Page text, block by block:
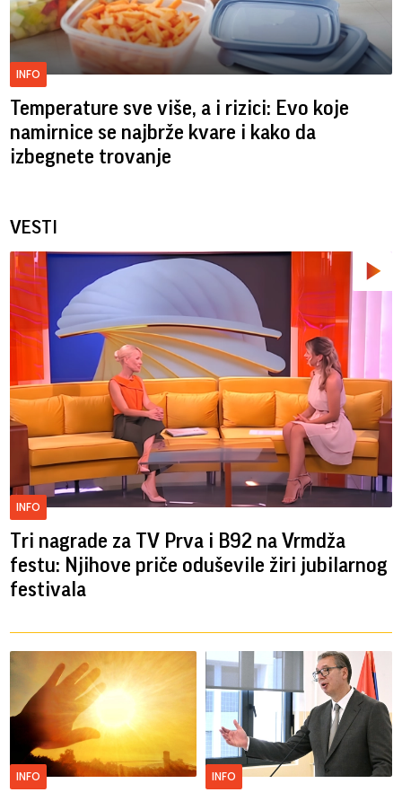
INFO
Temperature sve više, a i rizici: Evo koje
namirnice se najbrže kvare i kako da
izbegnete trovanje
VESTI
INFO
Tri nagrade za TV Prva i B92 na Vrmdža
festu: Njihove priče oduševile žiri jubilarnog
festivala
INFO INFO